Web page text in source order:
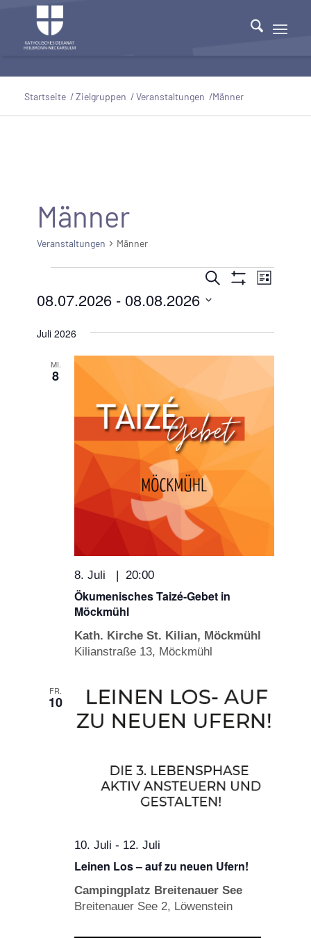
Startseite /Zielgruppen /Veranstaltungen /Männer
Männer
Veranstaltungen Männer
Suche
und
Ansichten,
Navigation
Suche
Liste
08.07.2026 - 08.08.2026
wählen.
Juli 2026
MI.
8
Ökumenisches Taizé-Gebet in
Möckmühl
8. Juli | 20:00
Kath. Kirche St. Kilian, Möckmühl
Kilianstraße 13, Möckmühl
FR.
10
Leinen Los – auf zu neuen Ufern!
10. Juli - 12. Juli
Campingplatz Breitenauer See
Breitenauer See 2, Löwenstein